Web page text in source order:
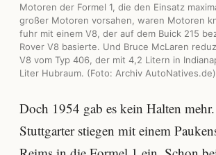
Motoren der Formel 1, die den Einsatz
großer Motoren vorsahen, waren Motoren
fuhr mit einem V8, der auf dem Buick 215
Rover V8 basierte. Und Bruce McLaren
V8 vom Typ 406, der mit 4,2 Litern in
Liter Hubraum. (Foto: Archiv AutoNatives.de)
Doch 1954 gab es kein Halten
Stuttgarter stiegen mit einem